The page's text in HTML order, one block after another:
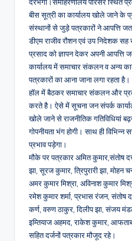
बीस सूत्री का कार्यालय खोले जाने के
संस्थानों से जुड़े पत्रकारों ने आपत्ति
डीएम राजीव रौशन एवं उप निदेशक
प्रसाद को ज्ञापन देकर अपनी आपत्ति
कार्यालय में समाचार संकलन व अन्य
पत्रकारों का आना जाना लगा रहता
हॉल में बैठकर समाचार संकलन और
करते है। ऐसे में सूचना जन संपर्क
खोले जाने से राजनीतिक गतिविधियां
गोपनीयता भंग होगी। साथ ही विभिन्न
प्रभाव पड़ेगा।
मौके पर पत्रकार अमित कुमार,संतोष
झा, सूरज कुमार, त्रिपुरारी झा, मोहन
अमर कुमार मिश्रा, अविनाश कुमार
रमेश कुमार शर्मा, प्रभास रंजन, संतोष
कर्ण, वरुण ठाकुर, दिलीप झा, संजय
इम्तियाज अहमद, राकेश कुमार,
सहित दर्जनों पत्रकार मौजूद रहे।